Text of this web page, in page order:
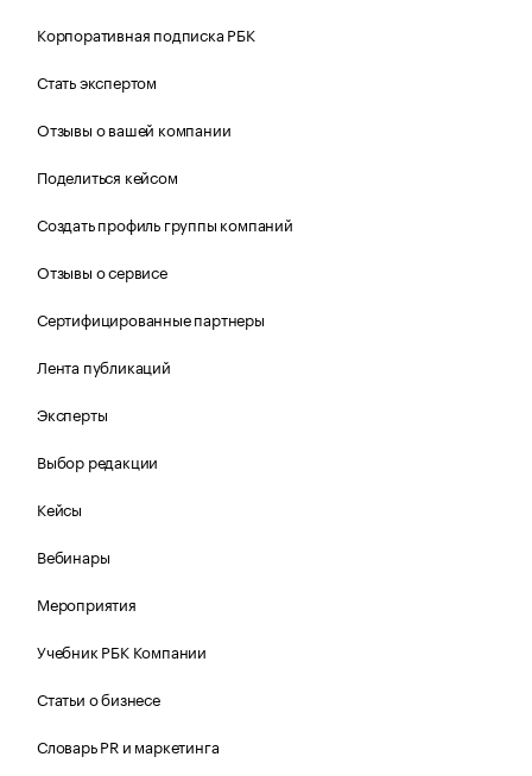
Корпоративная подписка РБК
Стать экспертом
Отзывы о вашей компании
Поделиться кейсом
Создать профиль группы компаний
Отзывы о сервисе
Сертифицированные партнеры
Лента публикаций
Эксперты
Выбор редакции
Кейсы
Вебинары
Мероприятия
Учебник РБК Компании
Статьи о бизнесе
Словарь PR и маркетинга